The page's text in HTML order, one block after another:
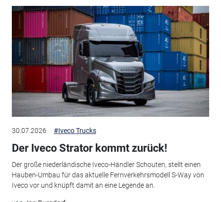
30.07.2026 #Iveco Trucks
Der Iveco Strator kommt zurück!
Der große niederländische Iveco-Händler Schouten, stellt einen
Hauben-Umbau für das aktuelle Fernverkehrsmodell S-Way von
Iveco vor und knüpft damit an eine Legende an.